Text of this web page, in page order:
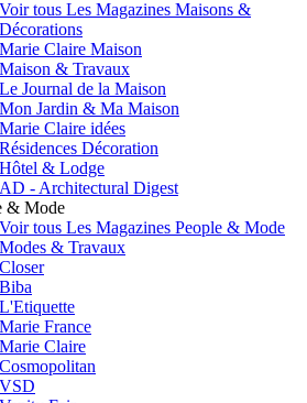
Voir tous Les Magazines Maisons &
Décorations
Marie Claire Maison
Maison & Travaux
Le Journal de la Maison
Mon Jardin & Ma Maison
Marie Claire idées
Résidences Décoration
Hôtel & Lodge
AD - Architectural Digest
& Mode
Voir tous Les Magazines People & Mode
Modes & Travaux
Closer
Biba
L'Etiquette
Marie France
Marie Claire
Cosmopolitan
VSD